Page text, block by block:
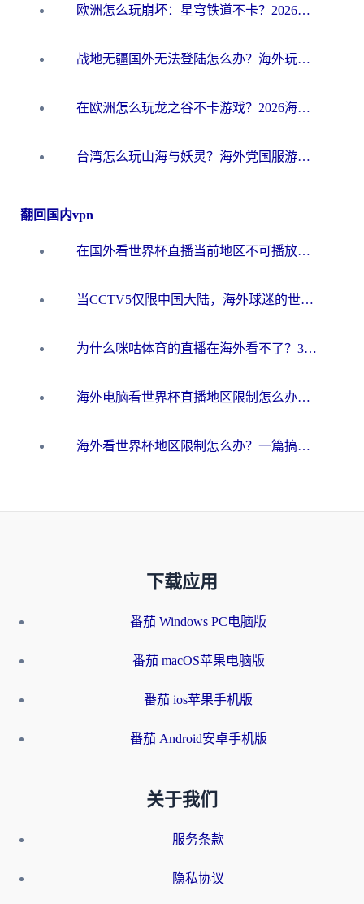
欧洲怎么玩崩坏：星穹铁道不卡？2026海外玩家国服游戏加速器终极攻略
战地无疆国外无法登陆怎么办？海外玩家国服畅玩终极指南（附欧服魔兽EVE加速方案）
在欧洲怎么玩龙之谷不卡游戏？2026海外党国服游戏加速全攻略
台湾怎么玩山海与妖灵？海外党国服游戏加速全攻略，告别延迟卡顿
翻回国内vpn
在国外看世界杯直播当前地区不可播放？海外党必看的回国加速全攻略
当CCTV5仅限中国大陆，海外球迷的世界杯狂欢如何继续？
为什么咪咕体育的直播在海外看不了？3步解决海外看世界杯+抖音地区限制难题
海外电脑看世界杯直播地区限制怎么办？你需要一个聪明的加速器
海外看世界杯地区限制怎么办？一篇搞定咪咕视频播放+国内资源无缝访问指南
下载应用
番茄 Windows PC电脑版
番茄 macOS苹果电脑版
番茄 ios苹果手机版
番茄 Android安卓手机版
关于我们
服务条款
隐私协议